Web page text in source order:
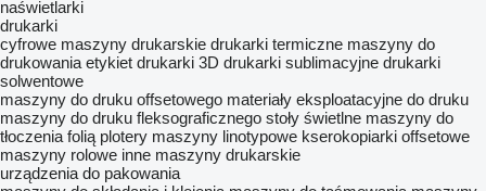
naświetlarki
drukarki
cyfrowe maszyny drukarskie drukarki termiczne maszyny do
drukowania etykiet drukarki 3D drukarki sublimacyjne drukarki
solwentowe
maszyny do druku offsetowego materiały eksploatacyjne do druku
maszyny do druku fleksograficznego stoły świetlne maszyny do
tłoczenia folią plotery maszyny linotypowe kserokopiarki offsetowe
maszyny rolowe inne maszyny drukarskie
urządzenia do pakowania